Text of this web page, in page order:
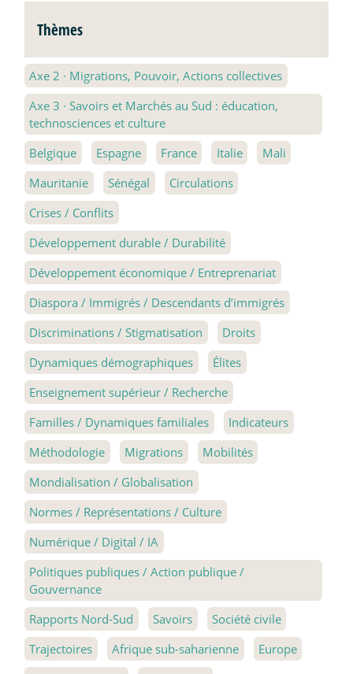
Thèmes
Axe 2 · Migrations, Pouvoir, Actions collectives
Axe 3 · Savoirs et Marchés au Sud : éducation,
technosciences et culture
Belgique
Espagne France Italie
Mali
Mauritanie
Sénégal
Circulations
Crises / Conflits
Développement durable / Durabilité
Développement économique / Entreprenariat
Diaspora / Immigrés / Descendants d’immigrés
Discriminations / Stigmatisation
Droits
Dynamiques démographiques
Élites
Enseignement supérieur / Recherche
Familles / Dynamiques familiales
Indicateurs
Méthodologie
Migrations
Mobilités
Mondialisation / Globalisation
Normes / Représentations / Culture
Numérique / Digital / IA
Politiques publiques / Action publique /
Gouvernance
Rapports Nord-Sud
Savoirs
Société civile
Trajectoires
Afrique sub-saharienne
Europe